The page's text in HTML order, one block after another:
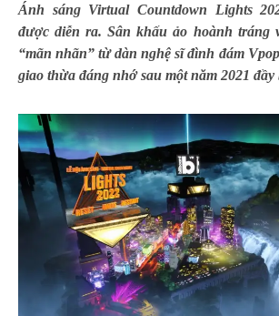
Ánh sáng Virtual Countdown Lights
được diễn ra. Sân khấu ảo hoành tráng
“mãn nhãn” từ dàn nghệ sĩ đình đám
giao thừa đáng nhớ sau một năm 2021 đầy